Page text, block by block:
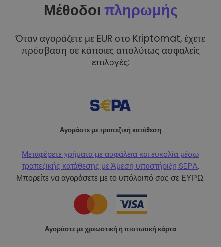
Μέθοδοι πληρωμής
Όταν αγοράζετε με EUR στο Kriptomat, έχετε
πρόσβαση σε κάποιες απολύτως ασφαλείς
επιλογές:
Αγοράστε με τραπεζική κατάθεση
Μεταφέρετε χρήματα με ασφάλεια και ευκολία μέσω
τραπεζικής κατάθεσης μεΆμεση υποστήριξη SEPA.
Μπορείτε να αγοράσετε με το υπόλοιπό σας σε ΕΥΡΩ.
Αγοράστε με χρεωστική ή πιστωτική κάρτα